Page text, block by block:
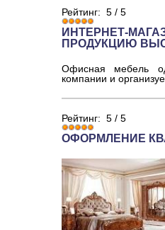
Рейтинг: 5 / 5
ИНТЕРНЕТ-
ПРОДУКЦИЮ
Офисная мебель
компании и
Рейтинг: 5 / 5
ОФОРМЛЕНИЕ